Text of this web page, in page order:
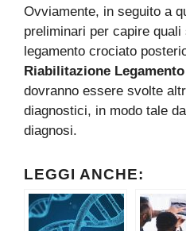
Ovviamente, in seguito a
preliminari per capire
legamento crociato
Riabilitazione
dovranno essere svolte
diagnostici, in modo tale
diagnosi.
LEGGI ANCHE: